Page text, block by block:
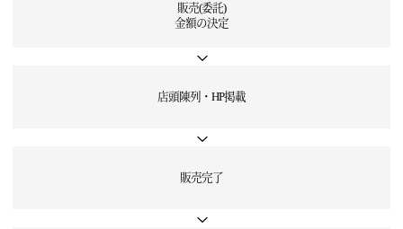
販売(委託)
金額の決定
店頭陳列・HP掲載
販売完了